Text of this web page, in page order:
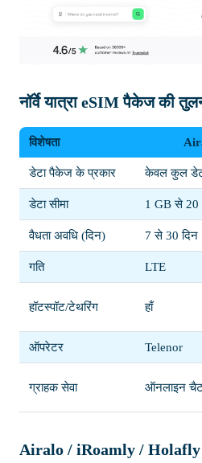
नॉर्वे यात्रा eSIM पैकेज की
विशेषता
डेटा पैकेज के प्रकार केवल कुल
डेटा सीमा 1 GB से 20
वैधता अवधि (दिन) 7 से 30 दिन
गति LTE
हॉटस्पॉट/टेथरिंग हाँ
ऑपरेटर Telenor
ग्राहक सेवा ऑनलाइन
Airalo / iRoamly / Holafly